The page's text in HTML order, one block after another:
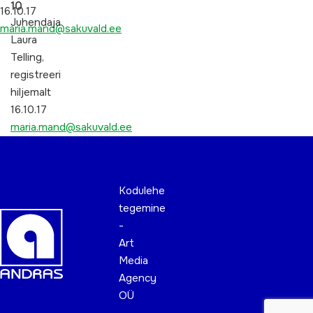
16.10.17
maria.mand@sakuvald.ee
10
Juhendaja
Laura
Telling,
registreeri
hiljemalt
16.10.17
maria.mand@sakuvald.ee
Kodulehe
tegemine
-
Art
Media
Agency
OÜ